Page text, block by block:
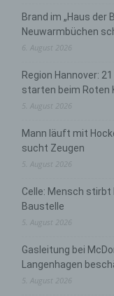
Brand im „Haus der
Neuwarmbüchen
6. August 2026
Region Hannover:
starten beim Roten
5. August 2026
Mann läuft mit
sucht Zeugen
5. August 2026
Celle: Mensch
Baustelle
5. August 2026
Gasleitung bei
Langenhagen
5. August 2026